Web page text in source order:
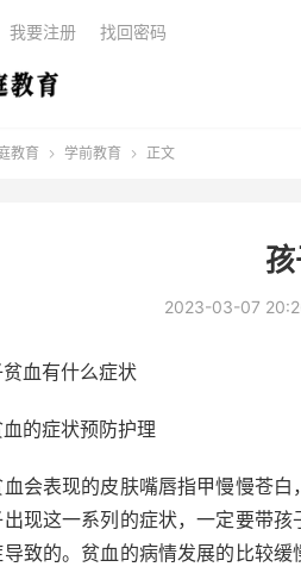
我要注册 找回密码
教育  学前教育  正文
2023-03-07
的症状预防护理
会表现的皮肤嘴唇指甲慢慢苍
出现这一系列的症状，一定要带
致的。贫血的病情发展的比较